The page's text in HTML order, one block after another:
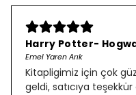
Harry Potter-
Emel Yaren Arık
Kitapligimiz için çok
geldi, satıcıya teşekkür